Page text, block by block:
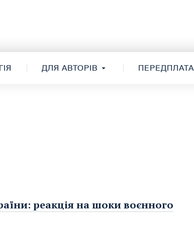
ДЛЯ АВТОРІВ ПЕРЕДПЛАТА
реакція на шоки воєнного